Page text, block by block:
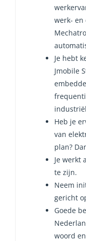
werk-
Je hebt
Jmobile
Heb je
van
plan?
Je werkt
te zijn.
Neem
gericht
Goede
woord